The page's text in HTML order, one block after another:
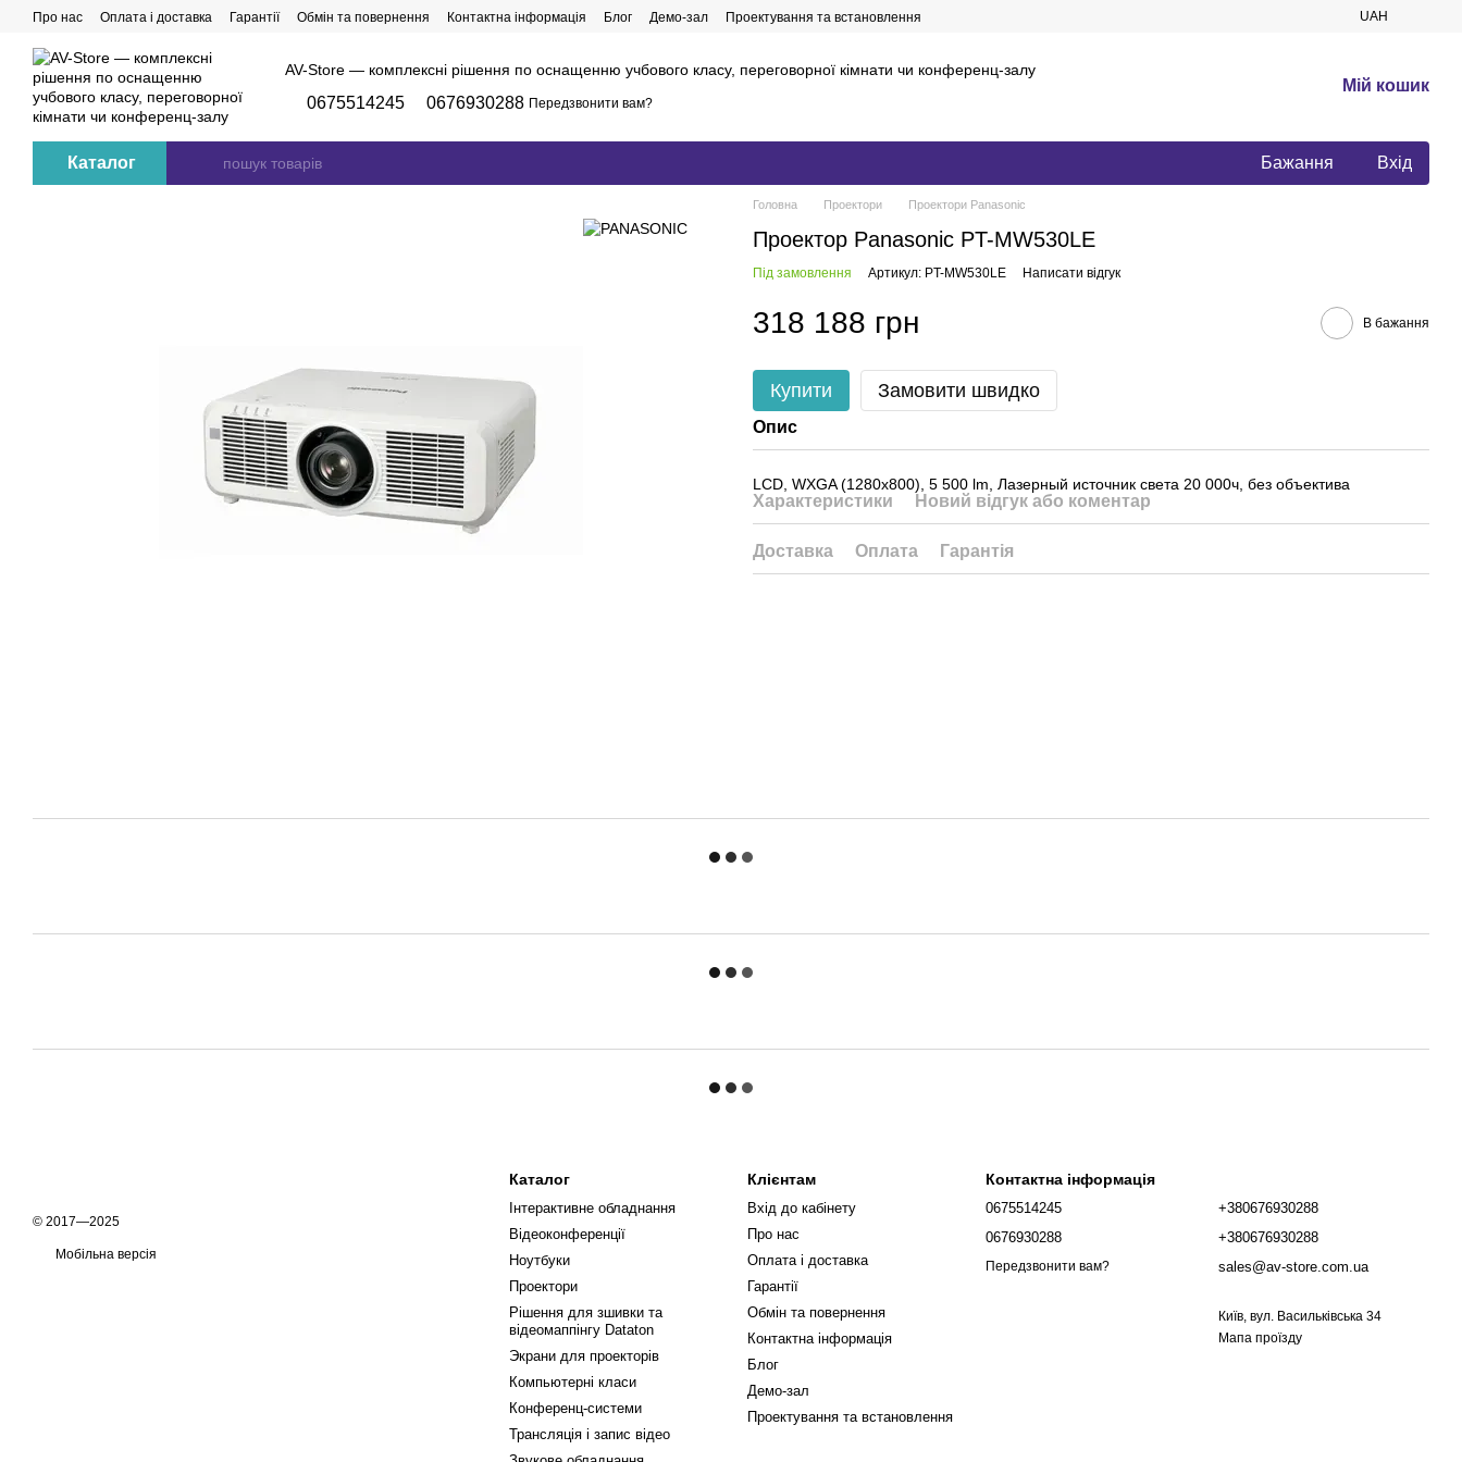
Перейти до основного контенту
Про нас Оплата і доставка Гарантії Обмін та повернення Контактна інформація Блог Демо-зал Проектування та встановлення UAH
AV-Store — комплексні рішення по оснащенню учбового класу, переговорної кімнати чи конференц-залу
0675514245 0676930288 Передзвонити вам?
Мій кошик
Каталог Бажання Вхід
Головна Проектори Проектори Panasonic
Проектор Panasonic PT-MW530LE
Під замовлення Артикул: PT-MW530LE Написати відгук
318 188 грн В бажання
Купити Замовити швидко
Опис
LCD, WXGA (1280x800), 5 500 lm, Лазерный источник света 20 000ч, без объектива
Характеристики Новий відгук або коментар
Доставка Оплата Гарантія
© 2017—2025
Мобільна версія
Каталог
Інтерактивне обладнання
Відеоконференції
Ноутбуки
Проектори
Рішення для зшивки та
відеомаппінгу Dataton
Экрани для проекторів
Компьютерні класи
Конференц-системи
Трансляція і запис відео
Клієнтам
Вхід до кабінету
Про нас
Оплата і доставка
Гарантії
Обмін та повернення
Контактна інформація
Блог
Демо-зал
Проектування та встановлення
Контактна інформація
0675514245
0676930288
Передзвонити вам?
+380676930288
+380676930288
sales@av-store.com.ua
Київ, вул. Васильківська 34
Мапа проїзду